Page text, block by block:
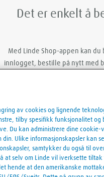
Det er enkelt å
Med Linde Shop-appen kan
innlogget, bestille på nytt med
og
av cookies og lignende
tilby spesifikk funksjonalitet og
Du kan administrere dine
Ulike informasjonskapsler kan
samtykker du også til
at selv om Linde vil iverksette
hende at den amerikanske